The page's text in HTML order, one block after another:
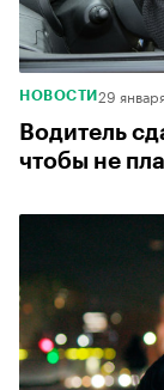
НОВОСТИ 29
Водитель
чтобы не